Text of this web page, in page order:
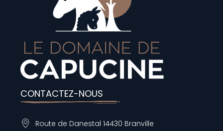
CONTACTEZ-NOUS
Route de Danestal 14430 Branville